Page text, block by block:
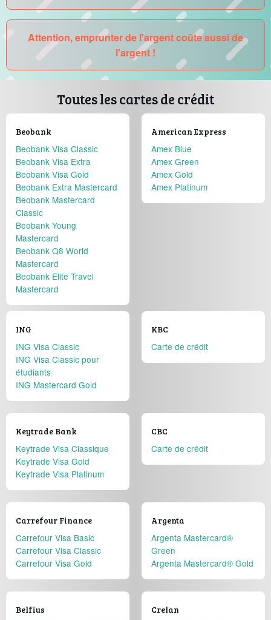
Attention, emprunter de l'argent coûte aussi de
l'argent !
Toutes les cartes de crédit
Beobank
Beobank Visa Classic
Beobank Visa Extra
Beobank Visa Gold
Beobank Extra Mastercard
Beobank Mastercard
Classic
Beobank Young
Mastercard
Beobank Q8 World
Mastercard
Beobank Elite Travel
Mastercard
American Express
Amex Blue
Amex Green
Amex Gold
Amex Platinum
ING
ING Visa Classic
ING Visa Classic pour
étudiants
ING Mastercard Gold
KBC
Carte de crédit
Keytrade Bank
Keytrade Visa Classique
Keytrade Visa Gold
Keytrade Visa Platinum
CBC
Carte de crédit
Carrefour Finance
Carrefour Visa Basic
Carrefour Visa Classic
Carrefour Visa Gold
Argenta
Argenta Mastercard®
Green
Argenta Mastercard® Gold
Belfius Crelan